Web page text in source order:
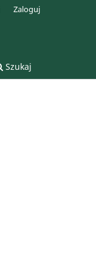
Szukaj
Zaloguj